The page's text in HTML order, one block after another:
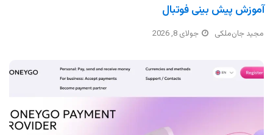
آموزش پیش بینی فوتبال
مجید جان‌ملکی جولای 8, 2026